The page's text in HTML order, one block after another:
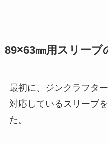
89×63㎜用スリーブ
最初に、ジンクラフタ
対応しているスリーブ
た。